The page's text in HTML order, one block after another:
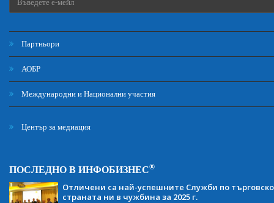
Партньори
АОБР
Международни и Национални участия
Център за медиация
ПОСЛЕДНО В ИНФОБИЗНЕС®
Отличени са най-успешните Служби по
страната ни в чужбина за 2025 г.